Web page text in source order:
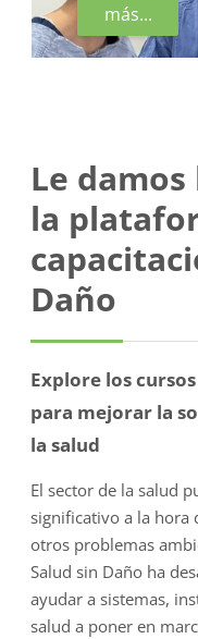
más...
Le
la
Daño
Explore los
para mejorar la
la salud
El sector de la salud
significativo a la hora
otros problemas
Salud sin Daño ha
ayudar a sistemas,
salud a poner en